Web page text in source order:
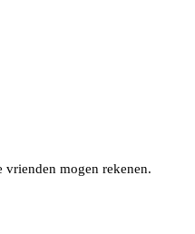
mogen rekenen.